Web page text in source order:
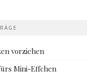
vorziehen
Mini-Effchen